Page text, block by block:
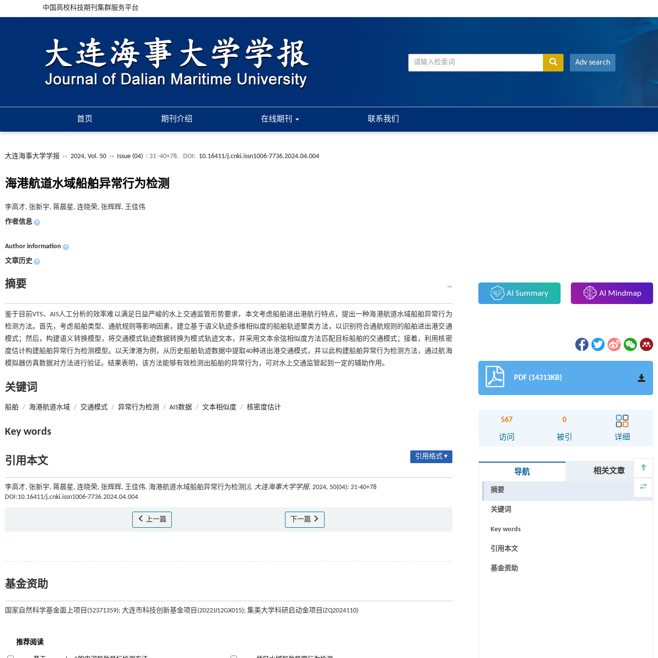
中国高校科技期刊集群服务平台
Adv search
首页 期刊介绍 在线期刊 联系我们
大连海事大学学报 ›› 2024, Vol. 50 ›› Issue (04) : 31 -40+78. DOI: 10.16411/j.cnki.issn1006-7736.2024.04.004
海港航道水域船舶异常行为检测
李高才, 张新宇, 蒋晨星, 连晓荣, 张辉辉, 王佳伟
作者信息 +
Author information +
文章历史 +
摘要
鉴于目前VTS、AIS人工分析的效率难以满足日益严峻的水上交通监管形势要求，本文考虑船舶进出港航行特点，提出一种海港航道水域船舶异常行为
检测方法。首先，考虑船舶类型、通航规则等影响因素，建立基于语义轨迹多维相似度的船舶轨迹聚类方法，以识别符合通航规则的船舶进出港交通
模式；然后，构建语义转换模型，将交通模式轨迹数据转换为模式轨迹文本，并采用文本余弦相似度方法匹配目标船舶的交通模式；接着，利用核密
度估计构建船舶异常行为检测模型。以天津港为例，从历史船舶轨迹数据中提取40种进出港交通模式，并以此构建船舶异常行为检测方法，通过航海
模拟器仿真数据对方法进行验证。结果表明，该方法能够有效检测出船舶的异常行为，可对水上交通监管起到一定的辅助作用。
关键词
船舶 / 海港航道水域 / 交通模式 / 异常行为检测 / AIS数据 / 文本相似度 / 核密度估计
Key words
引用本文 引用格式 ▾
李高才, 张新宇, 蒋晨星, 连晓荣, 张辉辉, 王佳伟. 海港航道水域船舶异常行为检测[J]. 大连海事大学学报, 2024, 50(04): 31-40+78
DOI:10.16411/j.cnki.issn1006-7736.2024.04.004
上一篇 下一篇
基金资助
国家自然科学基金面上项目(52371359); 大连市科技创新基金项目(2022JJ12GX015); 集美大学科研启动金项目(ZQ2024110)
AI Summary AI Mindmap
PDF (14313KB)
567
访问
0
被引 详细
导航 相关文章
摘要
关键词
Key words
引用本文
基金资助